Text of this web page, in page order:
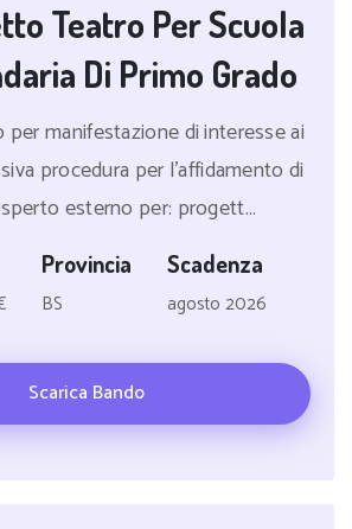
Teatro Per Scuola
Di Primo Grado
manifestazione di interesse ai
procedura per l'affidamento di
esterno per: progett...
Provincia
BS
Scadenza
agosto 2026
Scarica Bando